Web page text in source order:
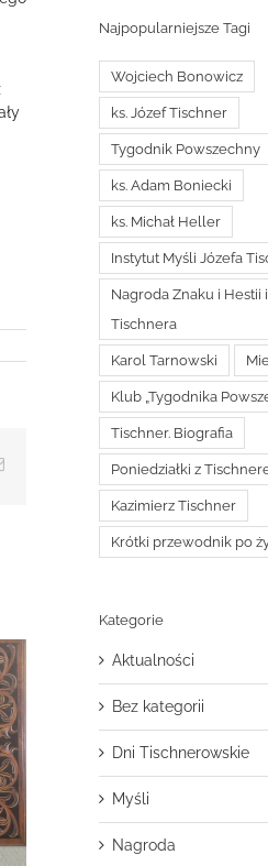
Email
Najpopularniejsze Tagi
Wojciech Bonowicz
ks. Józef Tischner
Tygodnik Powszechny
ks. Adam Boniecki
ks. Michał Heller
Instytut Myśli Józefa
Nagroda Znaku i Hestii
Tischnera
Karol Tarnowski
Klub „Tygodnika
Tischner. Biografia
Poniedziałki z
Kazimierz Tischner
Krótki przewodnik po
Kategorie
Aktualności
Bez kategorii
Dni Tischnerowskie
Myśli
Nagroda